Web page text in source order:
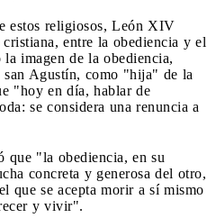
estos religiosos, León XIV
entre la obediencia y el
imagen de la obediencia,
san Agustín, como "hija" de la
"hoy en día, hablar de
se considera una renuncia a
que "la obediencia, en su
concreta y generosa del otro,
que se acepta morir a sí mismo
y vivir".